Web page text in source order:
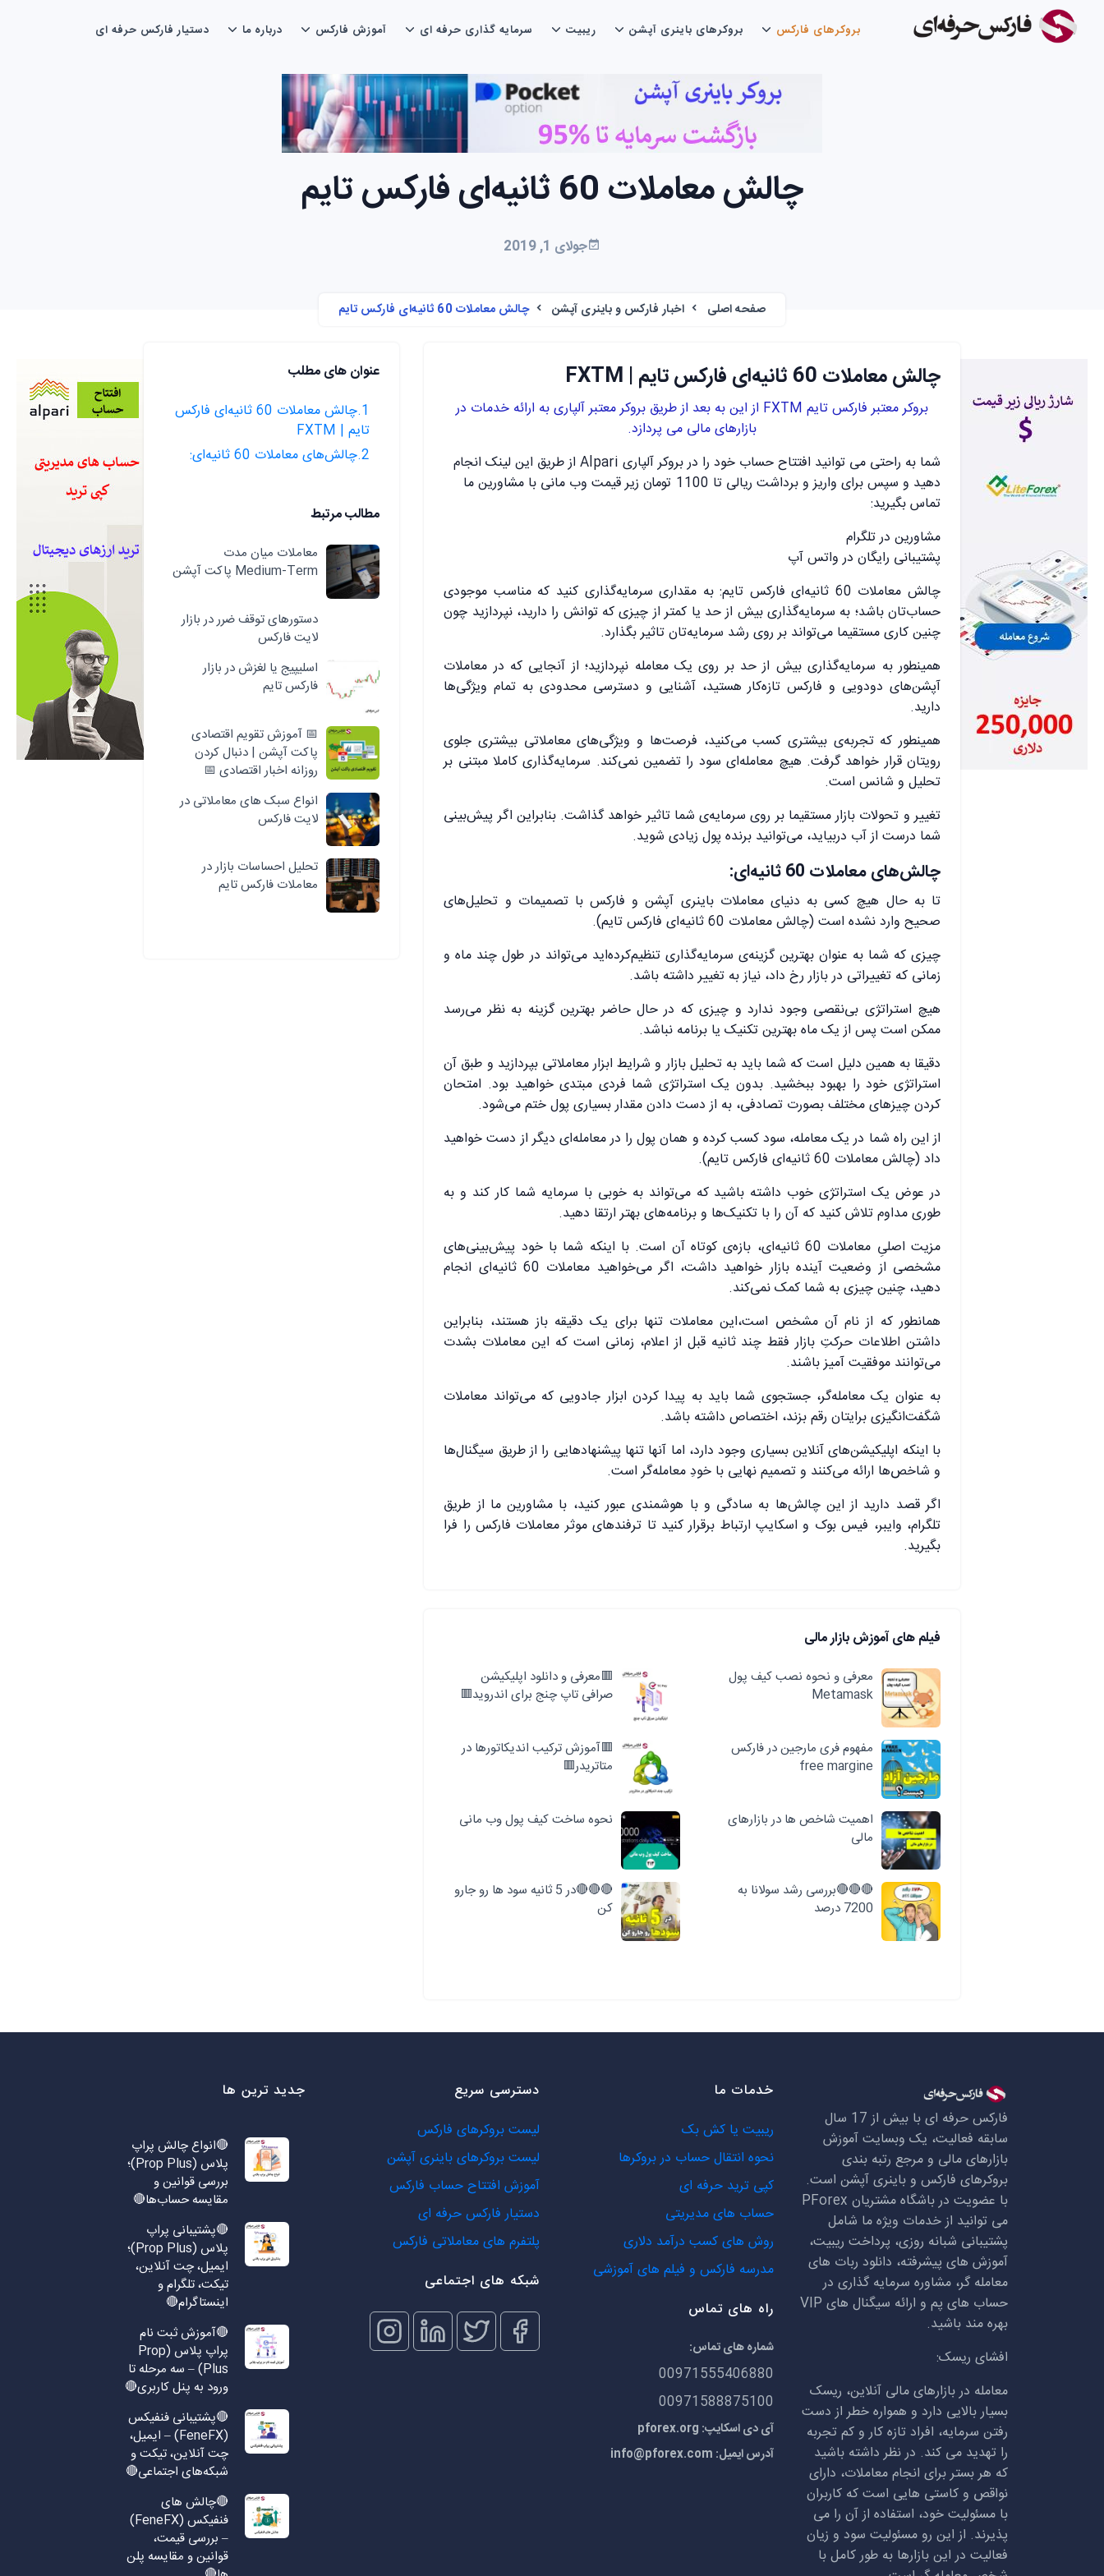
بروکرهای فارکس بروکرهای باینری آپشن ریبیت سرمایه گذاری حرفه ای آموزش فارکس درباره ما دستیار فارکس حرفه ای
چالش معاملات 60 ثانیه‌ای فارکس تایم
جولای 1, 2019
صفحه اصلی اخبار فارکس و باینری آپشن چالش معاملات 60 ثانیه‌ای فارکس تایم
چالش معاملات 60 ثانیه‌ای فارکس تایم | FXTM
بروکر معتبر فارکس تایم FXTM از این به بعد از طریق بروکر معتبر آلپاری به ارائه خدمات در
بازارهای مالی می پردازد.
شما به راحتی می توانید افتتاح حساب خود را در بروکر آلپاری Alpari از طریق این لینک انجام
دهید و سپس برای واریز و برداشت ریالی تا 1100 تومان زیر قیمت وب مانی با مشاورین ما
تماس بگیرید:
مشاورین در تلگرام
پشتیبانی رایگان در واتس آپ
چالش معاملات 60 ثانیه‌ای فارکس تایم: به مقداری سرمایه‌گذاری کنید که مناسب موجودی
حساب‌تان باشد؛ به سرمایه‌گذاری بیش از حد یا کمتر از چیزی که توانش را دارید، نپردازید چون
چنین کاری مستقیما می‌تواند بر روی رشد سرمایه‌تان تاثیر بگذارد.
همینطور به سرمایه‌گذاری بیش از حد بر روی یک معامله نپردازید؛ از آنجایی که در معاملات
آپشن‌های دودویی و فارکس تازه‌کار هستید، آشنایی و دسترسی محدودی به تمام ویژگی‌ها
دارید.
همینطور که تجربه‌ی بیشتری کسب می‌کنید، فرصت‌ها و ویژگی‌های معاملاتی بیشتری جلوی
رویتان قرار خواهد گرفت. هیچ معامله‌ای سود را تضمین نمی‌کند. سرمایه‌گذاری کاملا مبتنی بر
تحلیل و شانس است.
تغییر و تحولات بازار مستقیما بر روی سرمایه‌ی شما تاثیر خواهد گذاشت. بنابراین اگر پیش‌بینی
شما درست از آب دربیاید، می‌توانید برنده پول زیادی شوید.
چالش‌های معاملات 60 ثانیه‌ای:
تا به حال هیچ کسی به دنیای معاملات باینری آپشن و فارکس با تصمیمات و تحلیل‌های
صحیح وارد نشده است (چالش معاملات 60 ثانیه‌ای فارکس تایم).
چیزی که شما به عنوان بهترین گزینه‌ی سرمایه‌گذاری تنظیم‌کرده‌اید می‌تواند در طول چند ماه و
زمانی که تغییراتی در بازار رخ داد، نیاز به تغییر داشته باشد.
هیچ استراتژی بی‌نقصی وجود ندارد و چیزی که در حال حاضر بهترین گزینه به نظر می‌رسد
ممکن است پس از یک ماه بهترین تکنیک یا برنامه نباشد.
دقیقا به همین دلیل است که شما باید به تحلیل بازار و شرایط ابزار معاملاتی بپردازید و طبق آن
استراتژی خود را بهبود ببخشید. بدون یک استراتژی شما فردی مبتدی خواهید بود. امتحان
کردن چیزهای مختلف بصورت تصادفی، به از دست دادن مقدار بسیاری پول ختم می‌شود.
از این راه شما در یک معامله، سود کسب کرده و همان پول را در معامله‌ای دیگر از دست خواهید
داد (چالش معاملات 60 ثانیه‌ای فارکس تایم).
در عوض یک استراتژی خوب داشته باشید که می‌تواند به خوبی با سرمایه‌ شما کار کند و به
طوری مداوم تلاش کنید که آن را با تکنیک‌ها و برنامه‌های بهتر ارتقا دهید.
مزیت اصلیِ معاملات 60 ثانیه‌ای، بازه‌ی کوتاه آن است. با اینکه شما با خود پیش‌بینی‌های
مشخصی از وضعیت آینده بازار خواهید داشت، اگر می‌خواهید معاملات 60 ثانیه‌ای انجام
دهید، چنین چیزی به شما کمک نمی‌کند.
همانطور که از نام آن مشخص است،‌این معاملات تنها برای یک دقیقه باز هستند، بنابراین
داشتن اطلاعات حرکتِ بازار فقط چند ثانیه قبل از اعلام، زمانی است که این معاملات بشدت
می‌توانند موفقیت آمیز باشند.
به عنوان یک معامله‌گر، جستجوی شما باید به پیدا کردن ابزار جادویی که می‌تواند معاملات
شگفت‌انگیزی برایتان رقم بزند، اختصاص داشته باشد.
با اینکه اپلیکیشن‌های آنلاین بسیاری وجود دارد، اما آنها تنها پیشنهادهایی را از طریق سیگنال‌ها
و شاخص‌ها ارائه می‌کنند و تصمیم نهایی با خودِ معامله‌گر است.
اگر قصد دارید از این چالش‌ها به سادگی و با هوشمندی عبور کنید، با مشاورین ما از طریق
تلگرام، وایبر، فیس بوک و اسکایپ ارتباط برقرار کنید تا ترفندهای موثر معاملات فارکس را فرا
بگیرید.
فیلم های آموزش بازار مالی
معرفی و نحوه نصب کیف پول
Metamask
🟥معرفی و دانلود اپلیکیشن
صرافی تاپ چنج برای اندروید🟥
مفهوم فری مارجین در فارکس
free margine
🟥آموزش ترکیب اندیکاتورها در
متاتریدر🟥
اهمیت شاخص ها در بازارهای
مالی
نحوه ساخت کیف پول وب مانی
🔴🔴🔴بررسی رشد سولانا به
7200 درصد
🔴🔴🔴در 5 ثانیه سود ها رو جارو
کن
عنوان های مطلب
1.چالش معاملات 60 ثانیه‌ای فارکس
تایم | FXTM
2.چالش‌های معاملات 60 ثانیه‌ای:
مطالب مرتبط
معاملات میان مدت
Medium-Term پاکت آپشن
دستورهای توقف ضرر در بازار
لایت فارکس
اسلیپیج یا لغزش در بازار
فارکس تایم
📅 آموزش تقویم اقتصادی
پاکت آپشن | دنبال کردن
روزانه اخبار اقتصادی 📅
انواع سبک‌ های معاملاتی در
لایت فارکس
تحلیل احساسات بازار در
معاملات فارکس تایم
فارکس حرفه ای با بیش از 17 سال
سابقه فعالیت، یک وبسایت آموزش
بازارهای مالی و مرجع رتبه بندی
بروکرهای فارکس و باینری آپشن است.
با عضویت در باشگاه مشتریان PForex
می توانید از خدمات ویژه ما شامل
پشتیبانی شبانه روزی، پرداخت ریبیت،
آموزش های پیشرفته، دانلود ربات های
معامله گر، مشاوره سرمایه گذاری در
حساب های پم و ارائه سیگنال های VIP
بهره مند باشید.
افشای ریسک:
معامله در بازارهای مالی آنلاین، ریسک
بسیار بالایی دارد و همواره خطر از دست
رفتن سرمایه، افراد تازه کار و کم تجربه
را تهدید می کند. در نظر داشته باشید
که هر بستر برای انجام معاملات، دارای
نواقص و کاستی هایی است که کاربران
با مسئولیت خود، استفاده از آن را می
پذیرند. از این رو مسئولیت سود و زیان
فعالیت در این بازارها به طور کامل با
خدمات ما
ریبیت یا کش بک
نحوه انتقال حساب در بروکرها
کپی ترید حرفه ای
حساب های مدیریتی
روش های کسب درآمد دلاری
مدرسه فارکس و فیلم های آموزشی
راه های تماس
شماره های تماس:
00971555406880
00971588875100
آی دی اسکایپ: pforex.org
آدرس ایمیل: info@pforex.com
دسترسی سریع
لیست بروکرهای فارکس
لیست بروکرهای باینری آپشن
آموزش افتتاح حساب فارکس
دستیار فارکس حرفه ای
پلتفرم های معاملاتی فارکس
شبکه های اجتماعی
جدید ترین ها
🔴انواع چالش پراپ
پلاس (Prop Plus)؛
بررسی قوانین و
مقایسه حساب‌ها🔴
🔴پشتیبانی پراپ
پلاس (Prop Plus)؛
ایمیل، چت آنلاین،
تیکت، تلگرام و
اینستاگرام🔴
🔴آموزش ثبت نام
پراپ پلاس (Prop
Plus) – سه مرحله تا
ورود به پنل کاربری🔴
🔴پشتیبانی فنفیکس
(FeneFX) – ایمیل،
چت آنلاین، تیکت و
شبکه‌های اجتماعی🔴
🔴چالش های
فنفیکس (FeneFX)
– بررسی قیمت،
قوانین و مقایسه پلن